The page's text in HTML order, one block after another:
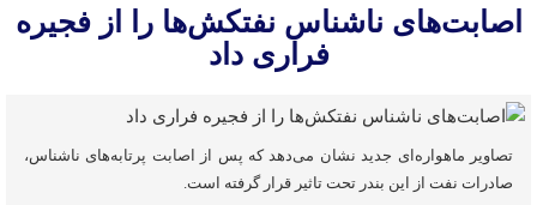
اصابت‌های ناشناس نفتکش‌ها را از فجیره
فراری داد
تصاویر ماهواره‌ای جدید نشان می‌دهد که پس از اصابت پرتابه‌های ناشناس،
صادرات نفت از این بندر تحت تاثیر قرار گرفته است.